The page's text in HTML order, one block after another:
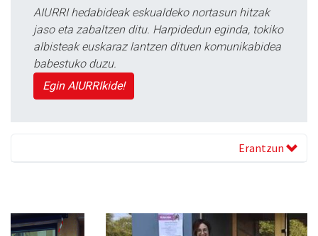
AIURRI hedabideak eskualdeko nortasun hitzak
jaso eta zabaltzen ditu. Harpidedun eginda, tokiko
albisteak euskaraz lantzen dituen komunikabidea
babestuko duzu.
Egin AIURRIkide!
Erantzun